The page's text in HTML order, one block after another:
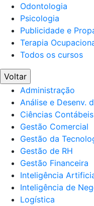
Odontologia
Psicologia
Publicidade e
Terapia
Todos os cursos
Voltar
Administração
Análise e Desenv.
Ciências Contábeis
Gestão Comercial
Gestão da
Gestão de RH
Gestão Financeira
Inteligência
Inteligência de
Logística